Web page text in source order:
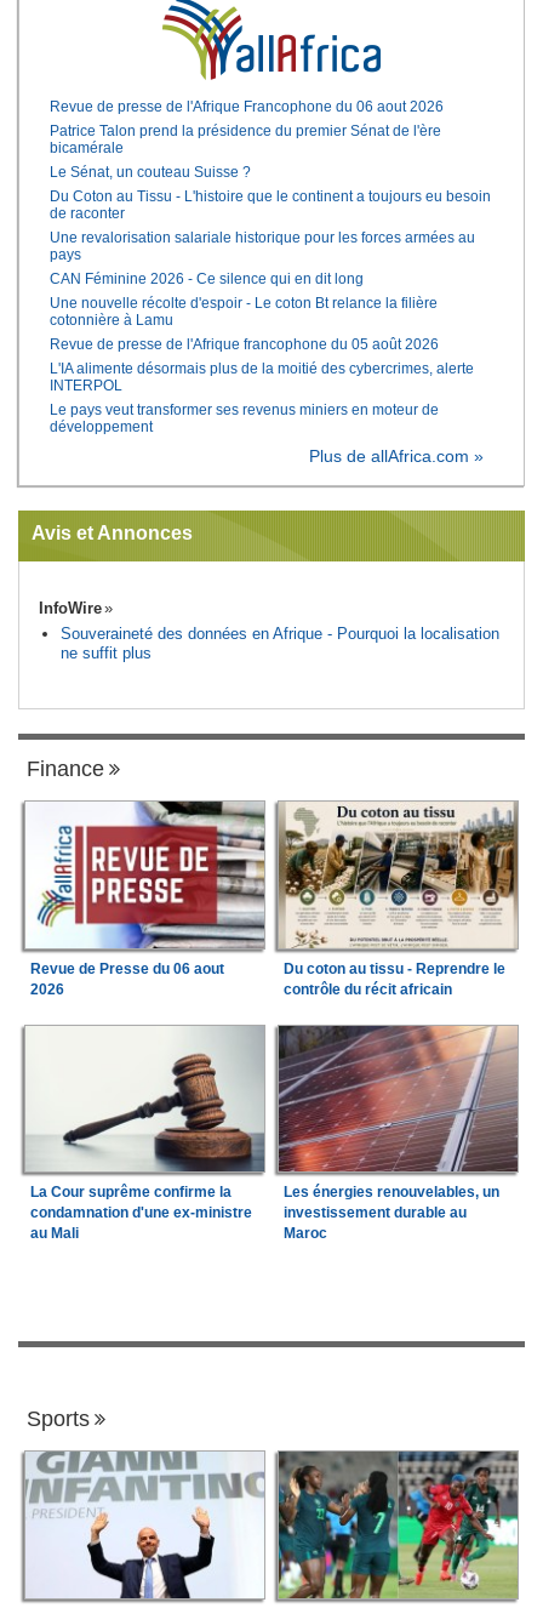
Revue de presse de l'Afrique Francophone du 06 aout 2026
Patrice Talon prend la présidence du premier Sénat de l'ère
bicamérale
Le Sénat, un couteau Suisse ?
Du Coton au Tissu - L'histoire que le continent a toujours eu besoin
de raconter
Une revalorisation salariale historique pour les forces armées au
pays
CAN Féminine 2026 - Ce silence qui en dit long
Une nouvelle récolte d'espoir - Le coton Bt relance la filière
cotonnière à Lamu
Revue de presse de l'Afrique francophone du 05 août 2026
L'IA alimente désormais plus de la moitié des cybercrimes, alerte
INTERPOL
Le pays veut transformer ses revenus miniers en moteur de
développement
Plus de allAfrica.com »
Avis et Annonces
InfoWire
Souveraineté des données en Afrique - Pourquoi la localisation
ne suffit plus
Finance
Revue de Presse du 06 aout
2026
Du coton au tissu - Reprendre le
contrôle du récit africain
La Cour suprême confirme la
condamnation d'une ex-ministre
au Mali
Les énergies renouvelables, un
investissement durable au
Maroc
Sports